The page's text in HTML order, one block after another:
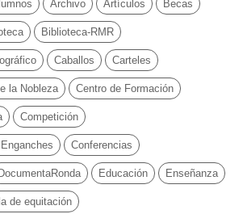
Archivo Artículos Becas
Biblioteca-RMR
Caballos Carteles
la Nobleza Centro de Formación
Competición
Conferencias
Educación Enseñanza
de equitación